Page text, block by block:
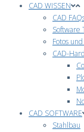
CAD WISSEN
CAD
Software
Fotos
CAD-
CAD SOFTWARE
Stahlbau